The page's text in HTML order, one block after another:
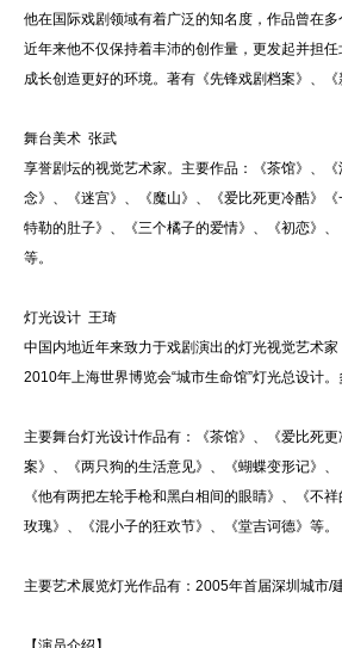
他在国际戏剧领域有着广泛的知名度，作品曾在
近年来他不仅保持着丰沛的创作量，更发起并担
成长创造更好的环境。著有《先锋戏剧档案》、《
舞台美术 张武
享誉剧坛的视觉艺术家。主要作品：《茶馆》、
念》、《迷宫》、《魔山》、《爱比死更冷酷》
特勒的肚子》、《三个橘子的爱情》、《初恋》
等。
灯光设计 王琦
中国内地近年来致力于戏剧演出的灯光视觉艺术
2010年上海世界博览会“城市生命馆”灯光总设计
主要舞台灯光设计作品有：《茶馆》、《爱比死
案》、《两只狗的生活意见》、《蝴蝶变形记》
《他有两把左轮手枪和黑白相间的眼睛》、《不
玫瑰》、《混小子的狂欢节》、《堂吉诃德》等。
主要艺术展览灯光作品有：2005年首届深圳城市/